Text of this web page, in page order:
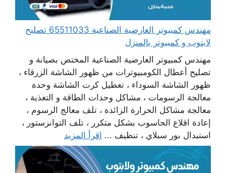
مهندس كمبيوتر العارضية الصناعية 65511033 تصليح
لابتوب و كمبيوتر بالمنزل
مهندس كمبيوتر العارضية الصناعية المختص بصيانة و
تصليح أعطال الكومبيوترات من ظهور الشاشة الزرقاء ،
ظهور الشاشة السوداء ، تعطيل كرت الشاشة وحدة
معالجة الرسومات ، مشاكل وحدات الطاقة و التغذية ،
معالجة مشاكل الحرارة الزائدة ، تلف معالج الرسوم ،
إعادة اقلاع الحاسوب بشكل متكرر ، تلف التوانزستور ،
استبدال بور سبلاي ، تنظيف ... اقرأ المزيد